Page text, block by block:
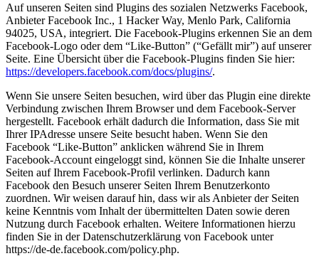
Auf unseren Seiten sind Plugins des sozialen Netzwerks Facebook,
Anbieter Facebook Inc., 1 Hacker Way, Menlo Park, California
94025, USA, integriert. Die Facebook-Plugins erkennen Sie an dem
Facebook-Logo oder dem “Like-Button” (“Gefällt mir”) auf unserer
Seite. Eine Übersicht über die Facebook-Plugins finden Sie hier:
https://developers.facebook.com/docs/plugins/.
Wenn Sie unsere Seiten besuchen, wird über das Plugin eine direkte
Verbindung zwischen Ihrem Browser und dem Facebook-Server
hergestellt. Facebook erhält dadurch die Information, dass Sie mit
Ihrer IPAdresse unsere Seite besucht haben. Wenn Sie den
Facebook “Like-Button” anklicken während Sie in Ihrem
Facebook-Account eingeloggt sind, können Sie die Inhalte unserer
Seiten auf Ihrem Facebook-Profil verlinken. Dadurch kann
Facebook den Besuch unserer Seiten Ihrem Benutzerkonto
zuordnen. Wir weisen darauf hin, dass wir als Anbieter der Seiten
keine Kenntnis vom Inhalt der übermittelten Daten sowie deren
Nutzung durch Facebook erhalten. Weitere Informationen hierzu
finden Sie in der Datenschutzerklärung von Facebook unter
https://de-de.facebook.com/policy.php.